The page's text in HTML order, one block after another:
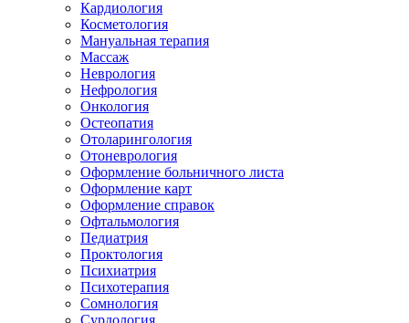
Кардиология
Косметология
Мануальная терапия
Массаж
Неврология
Нефрология
Онкология
Остеопатия
Отоларингология
Отоневрология
Оформление больничного листа
Оформление карт
Оформление справок
Офтальмология
Педиатрия
Проктология
Психиатрия
Психотерапия
Сомнология
Сурдология